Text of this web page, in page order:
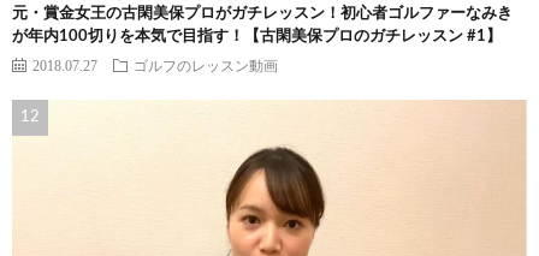
元・賞金女王の古閑美保プロがガチレッスン！初心者ゴルファーなみき
が年内100切りを本気で目指す！【古閑美保プロのガチレッスン #1】
2018.07.27 ゴルフのレッスン動画